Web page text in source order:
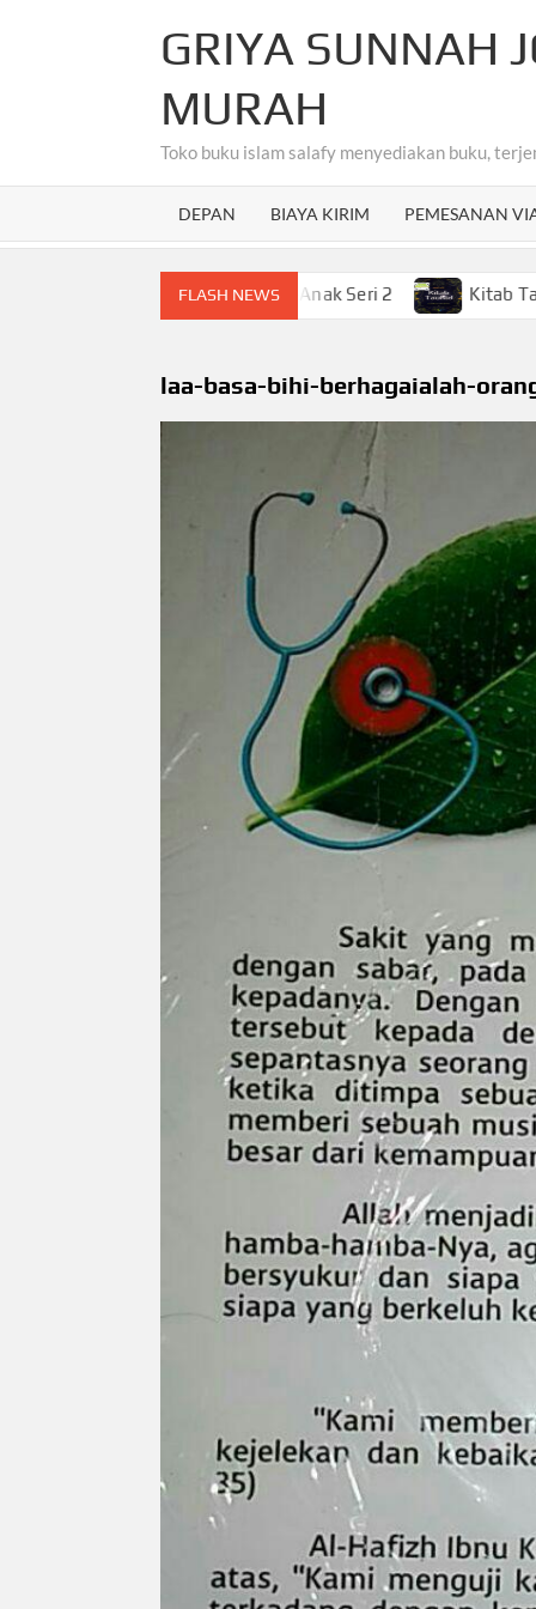
GRIYA SUNNAH
MURAH
Toko buku islam salafy menyediakan buku,
DEPAN BIAYA KIRIM PEMESANAN
FLASH NEWS
Arab Untuk Anak-Anak Seri 2 Kitab Tauhid
laa-basa-bihi-berhagaialah-